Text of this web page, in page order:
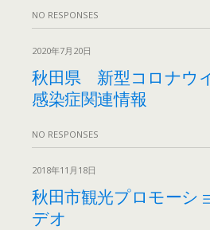
NO RESPONSES
2020年7月20日
秋田県 新型コロナウ
感染症関連情報
NO RESPONSES
2018年11月18日
秋田市観光プロモーシ
デオ